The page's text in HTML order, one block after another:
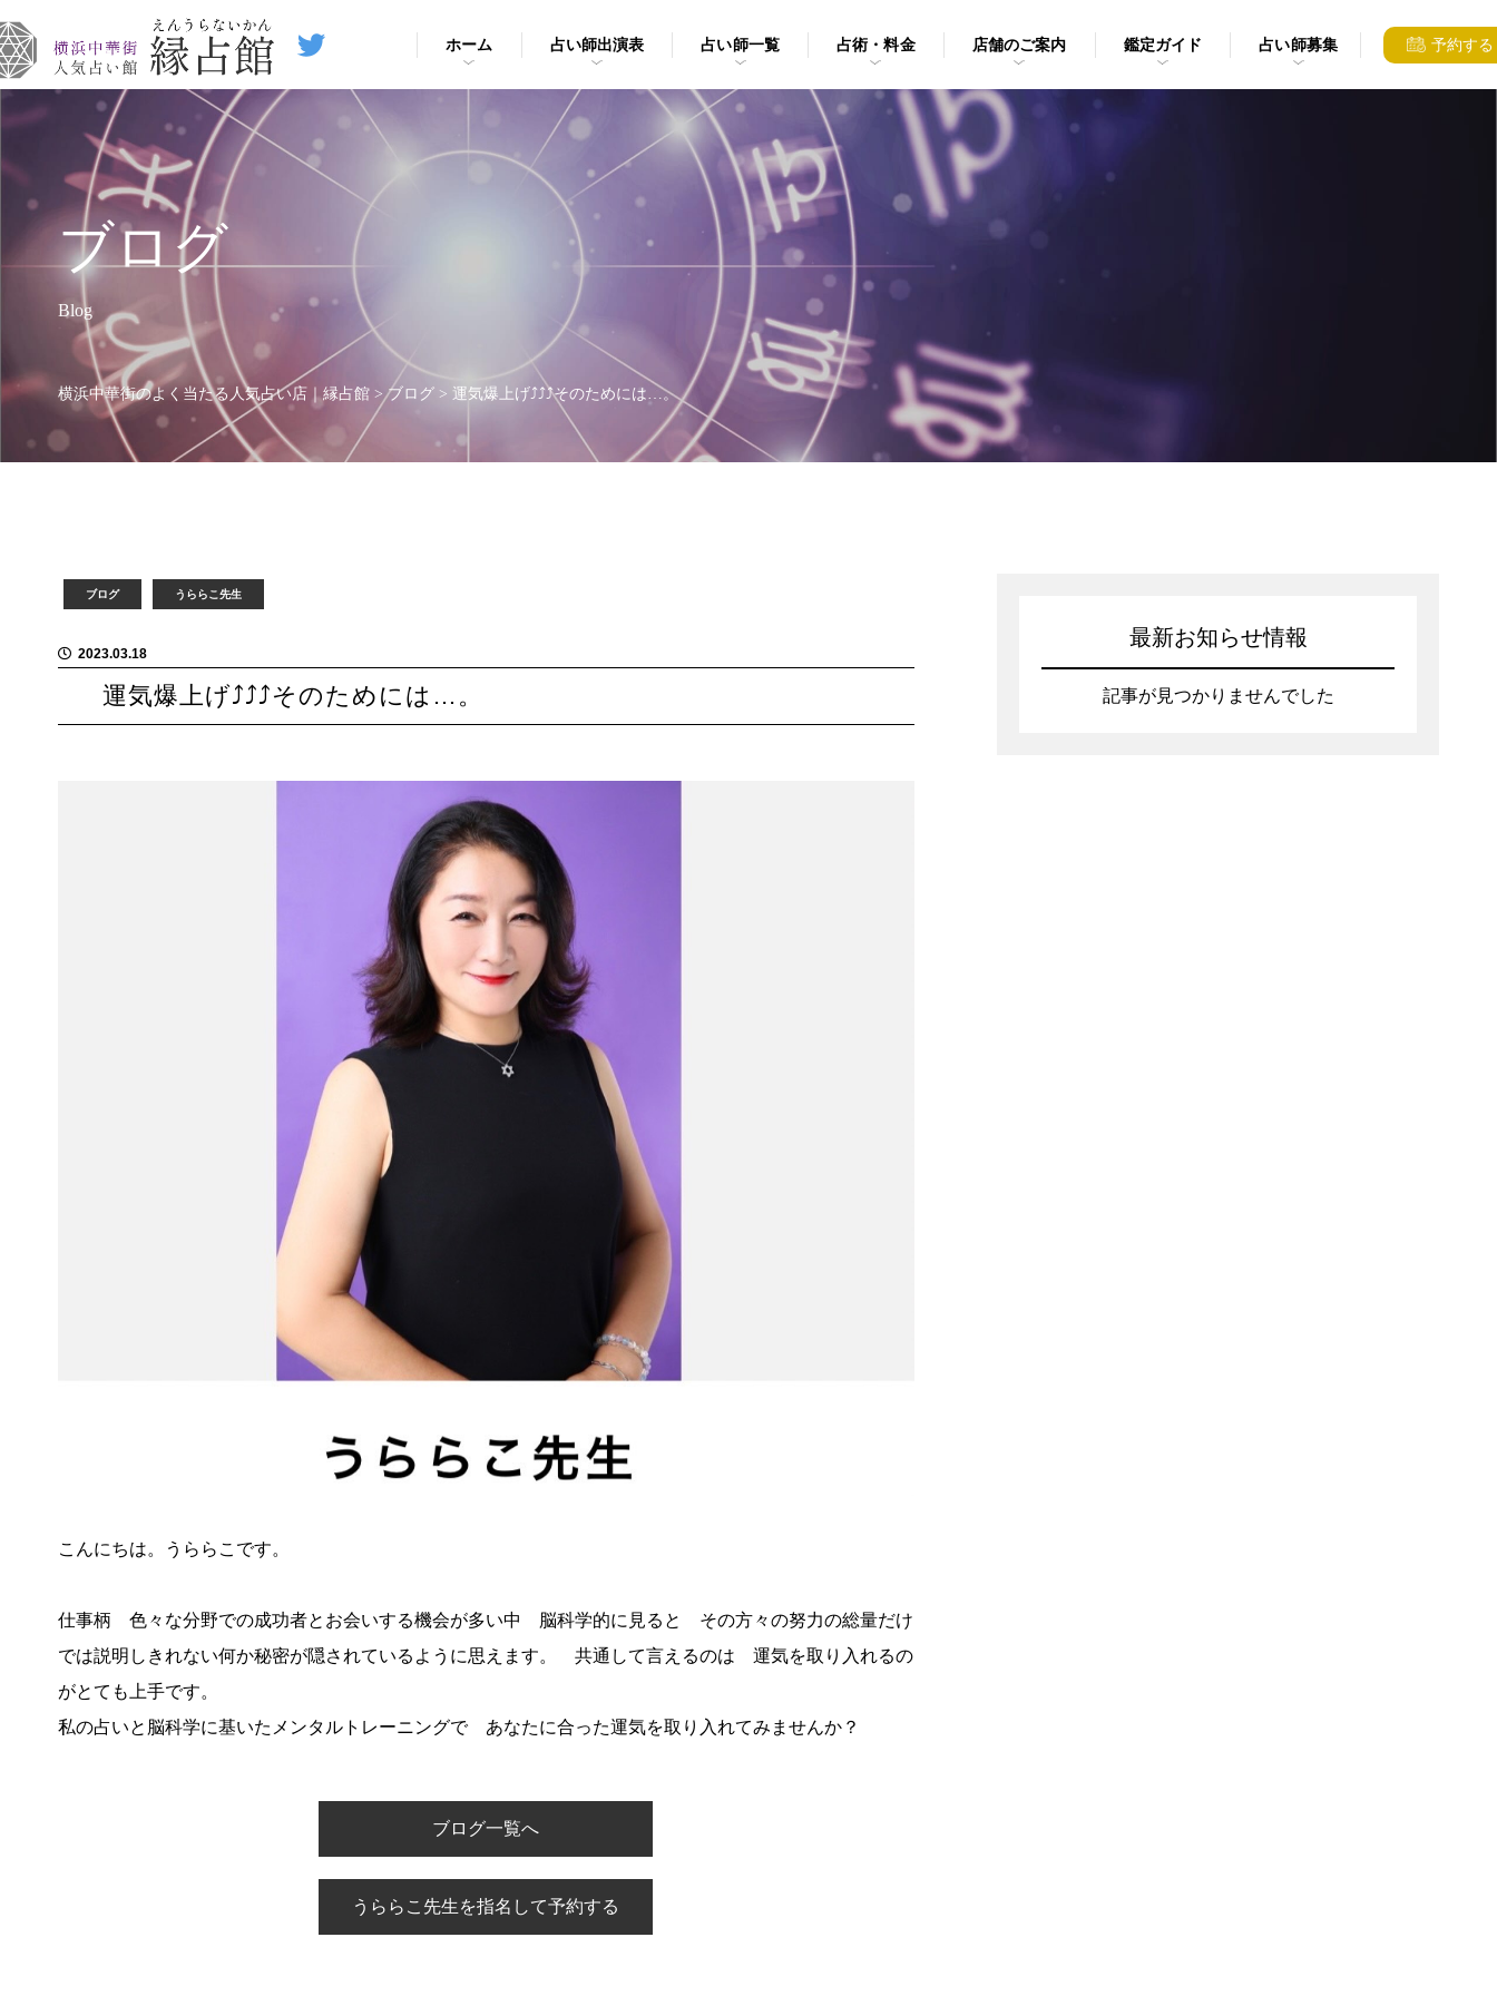
ホーム 占い師出演表 占い師一覧 占術・料金 店舗のご案内 鑑定ガイド 占い師募集 予約する
ブログ
Blog
横浜中華街のよく当たる人気占い店｜縁占館 >ブログ > 運気爆上げ⤴︎⤴︎⤴︎そのためには…。
ブログ うららこ先生
2023.03.18
運気爆上げ⤴︎⤴︎⤴︎そのためには…。
こんにちは。うららこです。
仕事柄 色々な分野での成功者とお会いする機会が多い中 脳科学的に見ると その方々の努力の総量だけ
では説明しきれない何か秘密が隠されているように思えます。 共通して言えるのは 運気を取り入れるの
がとても上手です。
私の占いと脳科学に基いたメンタルトレーニングで あなたに合った運気を取り入れてみませんか？
ブログ一覧へ
うららこ先生を指名して予約する
最新お知らせ情報
記事が見つかりませんでした